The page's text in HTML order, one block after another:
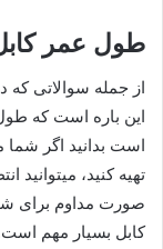
طول عمر
از جمله سوالاتی
این باره است که
است بدانید اگر شما
صورت مداوم برای
کابل بسیار مهم